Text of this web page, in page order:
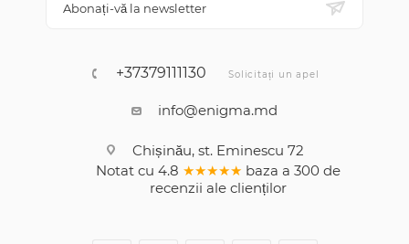
Abonați-vă la newsletter
+37379111130 Solicitați un apel
info@enigma.md
Chișinău, st. Eminescu 72
Notat cu 4.8 ★★★★★ baza a 300 de
recenzii ale clienților